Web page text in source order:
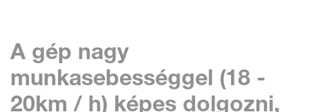
A gép nagy
munkasebességgel (18 -
20km / h) képes dolgozni,